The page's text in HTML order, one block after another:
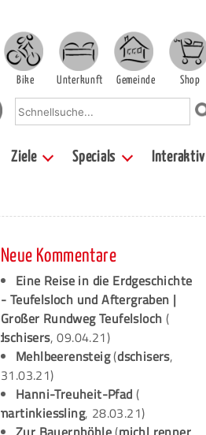
Bike Unterkunft Gemeinde Shop
Ziele Specials Interaktiv
Neue Kommentare
Eine Reise in die Erdgeschichte
- Teufelsloch und Aftergraben |
Großer Rundweg Teufelsloch (
dschisers, 09.04.21)
Mehlbeerensteig(dschisers,
31.03.21)
Hanni-Treuheit-Pfad (
martinkiessling, 28.03.21)